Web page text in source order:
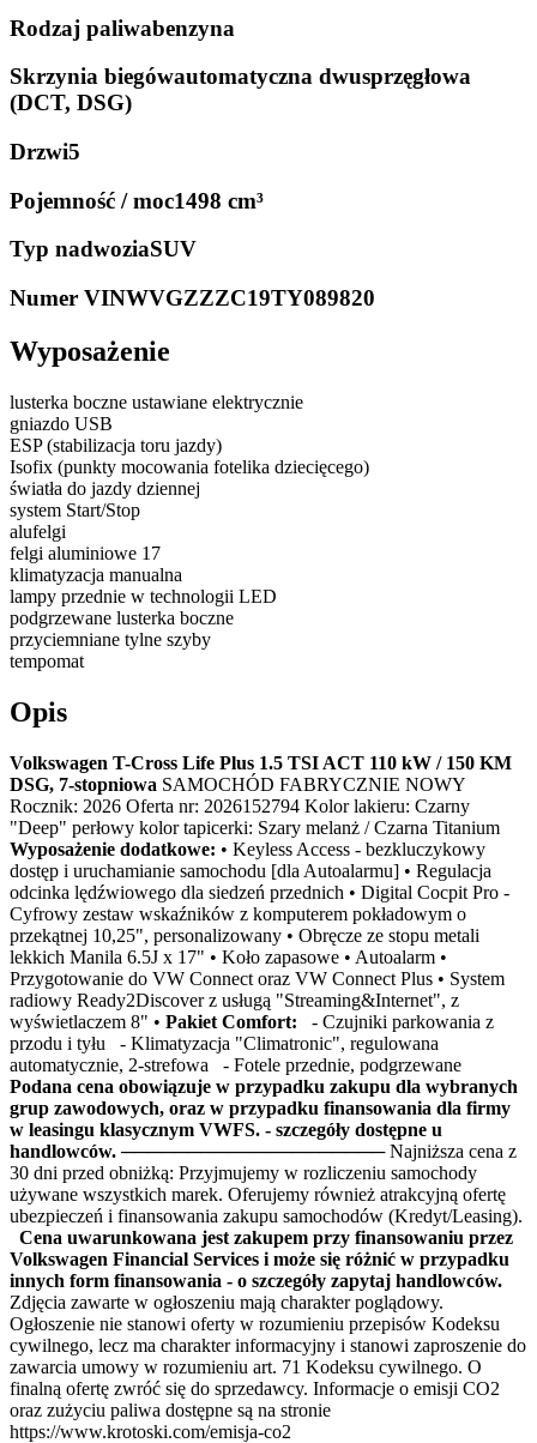
Rodzaj paliwabenzyna
Skrzynia biegówautomatyczna dwusprzęgłowa
(DCT, DSG)
Drzwi5
Pojemność / moc1498 cm³
Typ nadwoziaSUV
Numer VINWVGZZZC19TY089820
Wyposażenie
lusterka boczne ustawiane elektrycznie
gniazdo USB
ESP (stabilizacja toru jazdy)
Isofix (punkty mocowania fotelika dziecięcego)
światła do jazdy dziennej
system Start/Stop
alufelgi
felgi aluminiowe 17
klimatyzacja manualna
lampy przednie w technologii LED
podgrzewane lusterka boczne
przyciemniane tylne szyby
tempomat
Opis
Volkswagen T-Cross Life Plus 1.5 TSI ACT 110 kW / 150 KM
DSG, 7-stopniowa SAMOCHÓD FABRYCZNIE NOWY
Rocznik: 2026 Oferta nr: 2026152794 Kolor lakieru: Czarny
"Deep" perłowy kolor tapicerki: Szary melanż / Czarna Titanium
Wyposażenie dodatkowe: • Keyless Access - bezkluczykowy
dostęp i uruchamianie samochodu [dla Autoalarmu] • Regulacja
odcinka lędźwiowego dla siedzeń przednich • Digital Cocpit Pro -
Cyfrowy zestaw wskaźników z komputerem pokładowym o
przekątnej 10,25", personalizowany • Obręcze ze stopu metali
lekkich Manila 6.5J x 17" • Koło zapasowe • Autoalarm •
Przygotowanie do VW Connect oraz VW Connect Plus • System
radiowy Ready2Discover z usługą "Streaming&Internet", z
wyświetlaczem 8" • Pakiet Comfort: - Czujniki parkowania z
przodu i tyłu - Klimatyzacja "Climatronic", regulowana
automatycznie, 2-strefowa - Fotele przednie, podgrzewane
Podana cena obowiązuje w przypadku zakupu dla wybranych
grup zawodowych, oraz w przypadku finansowania dla firmy
w leasingu klasycznym VWFS. - szczegóły dostępne u
handlowców. ──────────────────── Najniższa cena z
30 dni przed obniżką: Przyjmujemy w rozliczeniu samochody
używane wszystkich marek. Oferujemy również atrakcyjną ofertę
ubezpieczeń i finansowania zakupu samochodów (Kredyt/Leasing).
Cena uwarunkowana jest zakupem przy finansowaniu przez
Volkswagen Financial Services i może się różnić w przypadku
innych form finansowania - o szczegóły zapytaj handlowców.
Zdjęcia zawarte w ogłoszeniu mają charakter poglądowy.
Ogłoszenie nie stanowi oferty w rozumieniu przepisów Kodeksu
cywilnego, lecz ma charakter informacyjny i stanowi zaproszenie do
zawarcia umowy w rozumieniu art. 71 Kodeksu cywilnego. O
finalną ofertę zwróć się do sprzedawcy. Informacje o emisji CO2
oraz zużyciu paliwa dostępne są na stronie
https://www.krotoski.com/emisja-co2